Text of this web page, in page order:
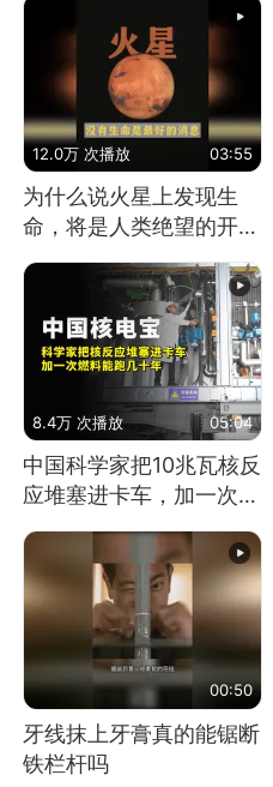
12.0万 次播放 03:55
为什么说火星上发现生
命，将是人类绝望的开
始？
8.4万 次播放 05:04
中国科学家把10兆瓦核反
应堆塞进卡车，加一次燃
00:50
牙线抹上牙膏真的能锯断
铁栏杆吗